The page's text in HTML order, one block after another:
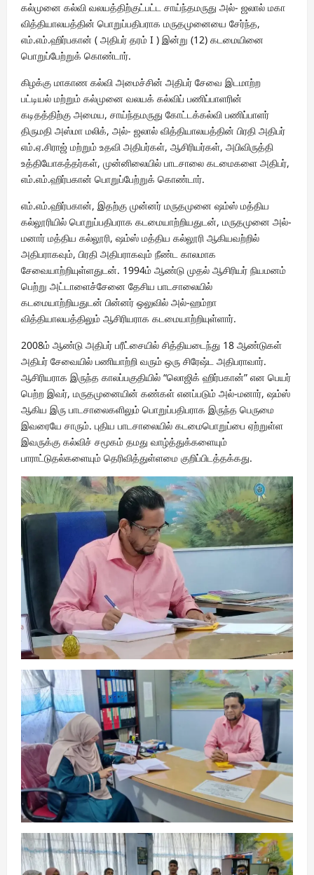
கல்முனை கல்வி வலயத்திற்குட்பட்ட சாய்ந்தமருது அல்- ஜலால் மகா
வித்தியாலயத்தின் பொறுப்பதிபராக மருதமுனையை சேர்ந்த,
எம்.எம்.ஹிர்பகான் ( அதிபர் தரம் I ) இன்று (12) கடமையினை
பொறுப்பேற்றுக் கொண்டார்.
கிழக்கு மாகாண கல்வி அமைச்சின் அதிபர் சேவை இடமாற்ற
பட்டியல் மற்றும் கல்முனை வலயக் கல்விப் பணிப்பாளரின்
கடிதத்திற்கு அமைய, சாய்ந்தமருது கோட்டக்கல்வி பணிப்பாளர்
திருமதி அஸ்மா மலிக், அல்- ஜலால் வித்தியாலயத்தின் பிரதி அதிபர்
எம்.ஏ.சிராஜ் மற்றும் உதவி அதிபர்கள், ஆசிரியர்கள், அபிவிருத்தி
உத்தியோகத்தர்கள், முன்னிலையில் பாடசாலை கடமைகளை அதிபர்,
எம்.எம்.ஹிர்பகான் பொறுப்பேற்றுக் கொண்டார்.
எம்.எம்.ஹிர்பகான், இதற்கு முன்னர் மருதமுனை ஷம்ஸ் மத்திய
கல்லூரியில் பொறுப்பதிபராக கடமையாற்றியதுடன், மருதமுனை அல்-
மனார் மத்திய கல்லூரி, ஷம்ஸ் மத்திய கல்லூரி ஆகியவற்றில்
அதிபராகவும், பிரதி அதிபராகவும் நீண்ட காலமாக
சேவையாற்றியுள்ளதுடன். 1994ம் ஆண்டு முதல் ஆசிரியர் நியமனம்
பெற்று அட்டாளைச்சேனை தேசிய பாடசாலையில்
கடமையாற்றியதுடன் பின்னர் ஒலுவில் அல்-ஹம்றா
வித்தியாலயத்திலும் ஆசிரியராக கடமையாற்றியுள்ளார்.
2008ம் ஆண்டு அதிபர் பரீட்சையில் சித்தியடைந்து 18 ஆண்டுகள்
அதிபர் சேவையில் பணியாற்றி வரும் ஒரு சிரேஷ்ட அதிபராவார்.
ஆசிரியராக இருந்த காலப்பகுதியில் “லொஜிக் ஹிர்பகான்” என பெயர்
பெற்ற இவர், மருதமுனையின் கண்கள் எனப்படும் அல்-மனார், ஷம்ஸ்
ஆகிய இரு பாடசாலைகளிலும் பொறுப்பதிபராக இருந்த பெருமை
இவரையே சாரும். புதிய பாடசாலையில் கடமைபொறுப்பை ஏற்றுள்ள
இவருக்கு கல்விச் சமூகம் தமது வாழ்த்துக்களையும்
பாராட்டுதல்களையும் தெரிவித்துள்ளமை குறிப்பிடத்தக்கது.